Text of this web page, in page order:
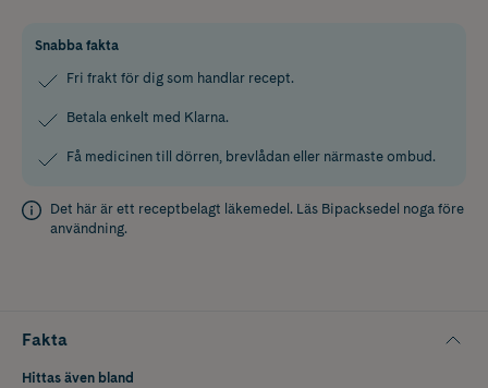
Snabba fakta
Fri frakt för dig som handlar recept.
Betala enkelt med Klarna.
Få medicinen till dörren, brevlådan eller närmaste ombud.
Det här är ett receptbelagt läkemedel. Läs Bipacksedel noga före
användning.
Fakta
Hittas även bland